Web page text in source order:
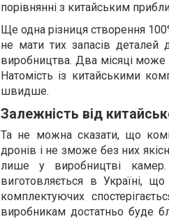
порівнянні з китайським
Ще одна різниця створення
не мати тих запасів
виробництва. Два місяці може
Натомість із китайськими
швидше.
Залежність від
Та не можна сказати, що
дронів і не зможе без них
лише у виробництві
виготовляється в Україні,
комплектуючих
виробникам достатньо буде